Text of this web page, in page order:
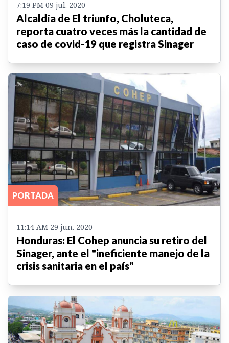
7:19 PM 09 jul. 2020
Alcaldía de El triunfo, Choluteca,
reporta cuatro veces más la cantidad de
caso de covid-19 que registra Sinager
PORTADA
11:14 AM 29 jun. 2020
Honduras: El Cohep anuncia su retiro del
Sinager, ante el "ineficiente manejo de la
crisis sanitaria en el país"